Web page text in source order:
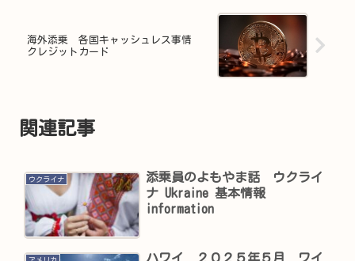
海外添乗 各国キャッシュレス事情
クレジットカード
関連記事
ウクライナ
添乗員のよもやま話 ウクライ
ナ Ukraine 基本情報
information
アメリカ ハワイ ２０２５年５月 ワイ